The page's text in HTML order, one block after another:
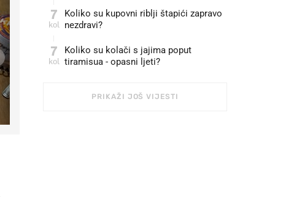
7
kol
Koliko su kupovni riblji štapići zapravo
nezdravi?
7
kol
Koliko su kolači s jajima poput
tiramisua - opasni ljeti?
PRIKAŽI JOŠ VIJESTI